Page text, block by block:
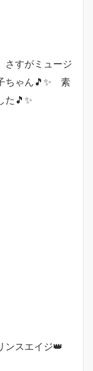
さすがミュージ
ちゃん🎵✨ 素
た🎵✨
ンスエイジ👑